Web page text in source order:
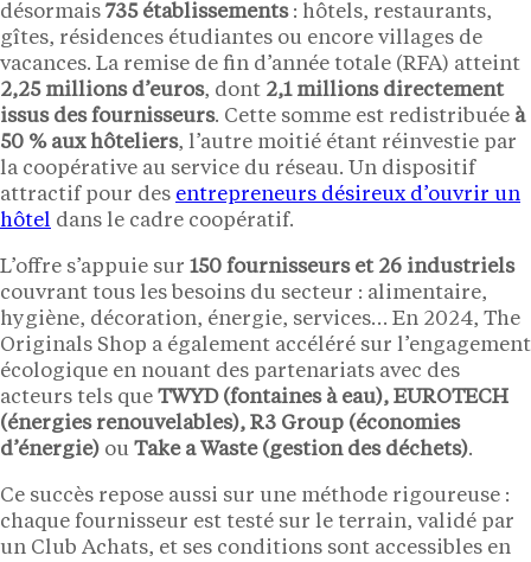
désormais 735 établissements: hôtels, restaurants,
gîtes, résidences étudiantes ou encore villages de
vacances. La remise de fin d’année totale (RFA) atteint
2,25 millions d’euros, dont 2,1 millions directement
issus des fournisseurs. Cette somme est redistribuée à
50 % aux hôteliers, l’autre moitié étant réinvestie par
la coopérative au service du réseau. Un dispositif
attractif pour des entrepreneurs désireux d’ouvrir un
hôtel dans le cadre coopératif.
L’offre s’appuie sur 150 fournisseurs et 26 industriels
couvrant tous les besoins du secteur : alimentaire,
hygiène, décoration, énergie, services… En 2024, The
Originals Shop a également accéléré sur l’engagement
écologique en nouant des partenariats avec des
acteurs tels que TWYD (fontaines à eau), EUROTECH
(énergies renouvelables), R3 Group (économies
d’énergie) ou Take a Waste (gestion des déchets).
Ce succès repose aussi sur une méthode rigoureuse :
chaque fournisseur est testé sur le terrain, validé par
un Club Achats, et ses conditions sont accessibles en